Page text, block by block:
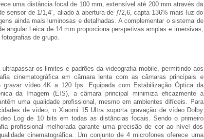
uma distância focal de 100 mm, extensível até 200 mm através da
sensor de 1/1,4”, aliado à abertura de ƒ/2,6, capta 136% mais luz do
ainda mais luminosas e detalhadas. A complementar o sistema de
angular Leica de 14 mm proporciona perspetivas amplas e imersivas,
de grupo.
os limites e padrões da videografia mobile, permitindo aos
cinematográfica em câmara lenta com as câmaras principais e
gravar vídeo 4K a 120 fps. Equipada com Estabilização Óptica da
da Imagem (EIS), a câmara principal minimiza eficazmente a
uma qualidade profissional, mesmo em ambientes difíceis. Para
de vídeo, o Xiaomi 15 Ultra suporta gravação de vídeo Dolby
Log de 10 bits em todas as distâncias focais. Sendo o primeiro
profissional melhorada garante uma precisão de cor ao nível dos
cinematográfica. Um conjunto de 4 microfones oferece uma